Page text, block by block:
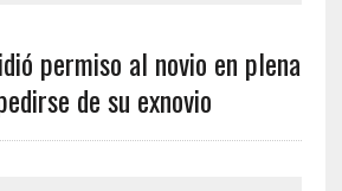
permiso al novio en plena
de su exnovio